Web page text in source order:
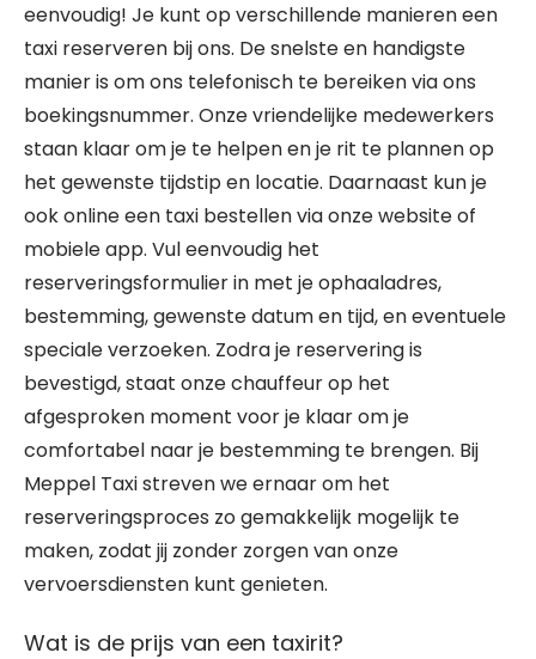
eenvoudig! Je kunt op verschillende manieren een
taxi reserveren bij ons. De snelste en handigste
manier is om ons telefonisch te bereiken via ons
boekingsnummer. Onze vriendelijke medewerkers
staan klaar om je te helpen en je rit te plannen op
het gewenste tijdstip en locatie. Daarnaast kun je
ook online een taxi bestellen via onze website of
mobiele app. Vul eenvoudig het
reserveringsformulier in met je ophaaladres,
bestemming, gewenste datum en tijd, en eventuele
speciale verzoeken. Zodra je reservering is
bevestigd, staat onze chauffeur op het
afgesproken moment voor je klaar om je
comfortabel naar je bestemming te brengen. Bij
Meppel Taxi streven we ernaar om het
reserveringsproces zo gemakkelijk mogelijk te
maken, zodat jij zonder zorgen van onze
vervoersdiensten kunt genieten.
Wat is de prijs van een taxirit?